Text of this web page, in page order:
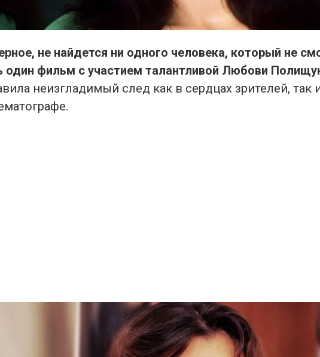
не найдется ни одного человека, который не
один фильм с участием талантливой Любови
неизгладимый след как в сердцах зрителей, так